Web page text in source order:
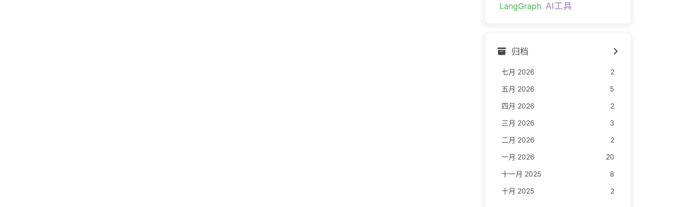
LangGraph AI工具
归档
七月 2026
2
五月 2026
5
四月 2026
2
三月 2026
3
二月 2026
2
一月 2026
20
十一月 2025
8
十月 2025
2